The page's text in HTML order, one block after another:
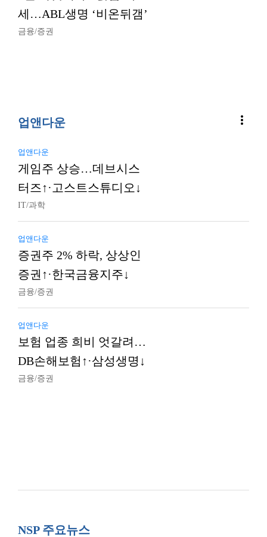
세…ABL생명 ‘비온뒤갬’
금융/증권
업앤다운 more_vert
업앤다운
게임주 상승…데브시스
터즈↑·고스트스튜디오↓
IT/과학
업앤다운
증권주 2% 하락, 상상인
증권↑·한국금융지주↓
금융/증권
업앤다운
보험 업종 희비 엇갈려…
DB손해보험↑·삼성생명↓
금융/증권
NSP 주요뉴스